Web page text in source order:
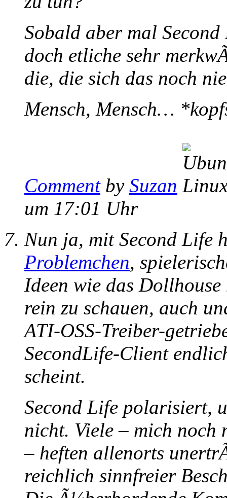
Sobald aber mal
doch etliche sehr
die, die sich das noch
Mensch, Mensch…
Commentby Suzan
um 17:01 Uhr
Nun ja, mit Second Life
Problemchen,
Ideen wie das
rein zu schauen, auch
ATI-OSS-Treiber-
SecondLife-Client
scheint.
Second Life polarisiert,
nicht. Viele – mich noch
– heften allenorts
reichlich sinnfreier